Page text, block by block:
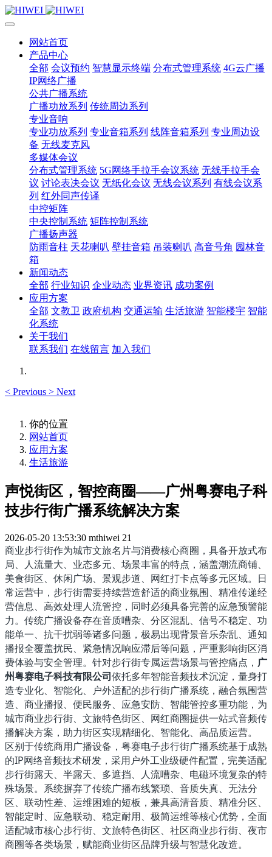
网站首页
产品中心
全部 会议预约 智慧显示终端 分布式管理系统 4G云广播
IP网络广播
公共广播系统
广播功放系列 传统周边系列
专业音响
专业功放系列 专业音箱系列 线阵音箱系列 专业周边设
备 无线麦克风
多媒体会议
分布式管理系统 5G网络手拉手会议系统 无线手拉手会
议 讨论表决会议 无纸化会议 无线会议系列 有线会议系
列 红外同声传译
中控矩阵
中央控制系统 矩阵控制系统
广播扬声器
防雨音柱 天花喇叭 壁挂音箱 吊装喇叭 高音号角 园林音
箱
新闻动态
全部 行业知识 企业动态 业界资讯 成功案例
应用方案
全部 文教卫 政府机构 交通运输 生活旅游 智能楼宇 智能
化系统
关于我们
联系我们 在线留言 加入我们
< Previous > Next
你的位置
网站首页
应用方案
生活旅游
声悦街区，智控商圈——广州粤赛电子科
技步行街广播系统解决方案
2026-05-20 13:53:30 mthiwei 21
商业步行街作为城市文旅名片与消费核心商圈，具备开放式布
局、人流量大、业态多元、场景丰富的特点，涵盖潮流商铺、
美食街区、休闲广场、景观步道、网红打卡点等多元区域。日
常运营中，步行街需要持续营造舒适的商业氛围、精准传递经
营信息、高效处理人流管控，同时必须具备完善的应急预警能
力。传统广播设备存在音质嘈杂、分区混乱、信号不稳定、功
能单一、抗干扰弱等诸多问题，极易出现背景音乐杂乱、通知
播报全覆盖扰民、紧急情况响应滞后等问题，严重影响街区消
费体验与安全管理。针对步行街专属运营场景与管控痛点， 广
州粤赛电子科技有限公司依托多年智能音频技术沉淀，量身打
造专业化、智能化、户外适配的步行街广播系统，融合氛围营
造、商业播报、便民服务、应急安防、智能管控多重功能，为
城市商业步行街、文旅特色街区、网红商圈提供一站式音频传
播解决方案，助力街区实现精细化、智能化、高品质运营。
区别于传统商用广播设备，粤赛电子步行街广播系统基于成熟
的IP网络音频技术研发，采用户外工业级硬件配置，完美适配
步行街露天、半露天、多遮挡、人流嘈杂、电磁环境复杂的特
殊场景。系统摒弃了传统广播布线繁琐、音质失真、无法分
区、联动性差、运维困难的短板，兼具高清音质、精准分区、
智能定时、应急联动、稳定耐用、极简运维等核心优势，全面
适配城市核心步行街、文旅特色街区、社区商业步行街、夜市
商圈等各类场景，赋能商业街区品牌升级与智慧化改造。